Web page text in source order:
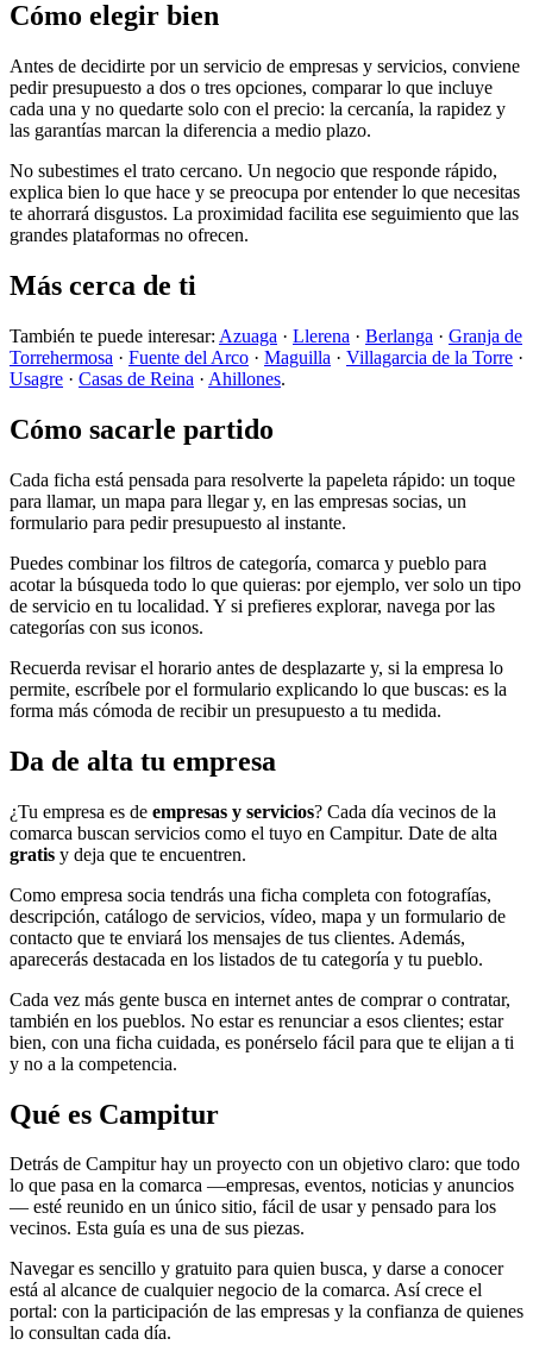
Cómo elegir bien
Antes de decidirte por un servicio de empresas y servicios, conviene
pedir presupuesto a dos o tres opciones, comparar lo que incluye
cada una y no quedarte solo con el precio: la cercanía, la rapidez y
las garantías marcan la diferencia a medio plazo.
No subestimes el trato cercano. Un negocio que responde rápido,
explica bien lo que hace y se preocupa por entender lo que necesitas
te ahorrará disgustos. La proximidad facilita ese seguimiento que las
grandes plataformas no ofrecen.
Más cerca de ti
También te puede interesar: Azuaga · Llerena · Berlanga · Granja de
Torrehermosa · Fuente del Arco · Maguilla · Villagarcia de la Torre ·
Usagre · Casas de Reina · Ahillones.
Cómo sacarle partido
Cada ficha está pensada para resolverte la papeleta rápido: un toque
para llamar, un mapa para llegar y, en las empresas socias, un
formulario para pedir presupuesto al instante.
Puedes combinar los filtros de categoría, comarca y pueblo para
acotar la búsqueda todo lo que quieras: por ejemplo, ver solo un tipo
de servicio en tu localidad. Y si prefieres explorar, navega por las
categorías con sus iconos.
Recuerda revisar el horario antes de desplazarte y, si la empresa lo
permite, escríbele por el formulario explicando lo que buscas: es la
forma más cómoda de recibir un presupuesto a tu medida.
Da de alta tu empresa
¿Tu empresa es de empresas y servicios? Cada día vecinos de la
comarca buscan servicios como el tuyo en Campitur. Date de alta
gratis y deja que te encuentren.
Como empresa socia tendrás una ficha completa con fotografías,
descripción, catálogo de servicios, vídeo, mapa y un formulario de
contacto que te enviará los mensajes de tus clientes. Además,
aparecerás destacada en los listados de tu categoría y tu pueblo.
Cada vez más gente busca en internet antes de comprar o contratar,
también en los pueblos. No estar es renunciar a esos clientes; estar
bien, con una ficha cuidada, es ponérselo fácil para que te elijan a ti
y no a la competencia.
Qué es Campitur
Detrás de Campitur hay un proyecto con un objetivo claro: que todo
lo que pasa en la comarca —empresas, eventos, noticias y anuncios
— esté reunido en un único sitio, fácil de usar y pensado para los
vecinos. Esta guía es una de sus piezas.
Navegar es sencillo y gratuito para quien busca, y darse a conocer
está al alcance de cualquier negocio de la comarca. Así crece el
portal: con la participación de las empresas y la confianza de quienes
lo consultan cada día.